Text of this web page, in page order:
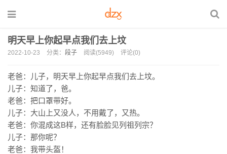
明天早上你起早点我们去上坟
2022-10-23 分类： 段子 阅读(5949) 评论(0)
老爸：儿子，明天早上你起早点我们去上坟。
儿子：知道了，爸。
老爸：把口罩带好。
儿子：大山上又没人，不用戴了，又热。
老爸：你混成这B样，还有脸脸见列祖列宗？
儿子：那你呢？
老爸：我带头盔！